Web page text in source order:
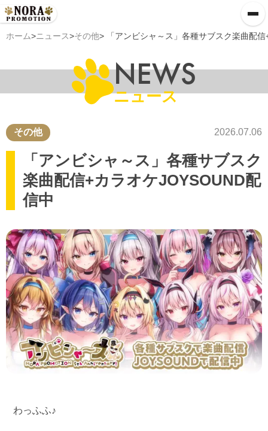
ホーム>ニュース>その他> 「アンビシャ～ス」各種サブスク楽曲配
NEWS
ニュース
その他 2026.07.06
「アンビシャ～ス」各種サブスク
楽曲配信+カラオケJOYSOUND配
信中
わっふふ♪